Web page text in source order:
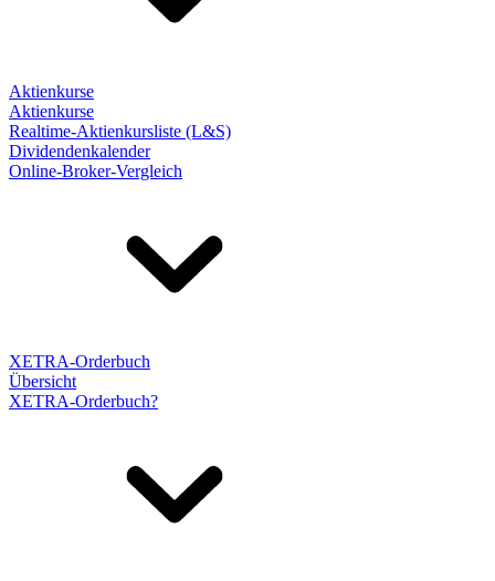
Aktienkurse
Aktienkurse
Realtime-Aktienkursliste (L&S)
Dividendenkalender
Online-Broker-Vergleich
XETRA-Orderbuch
Übersicht
XETRA-Orderbuch?